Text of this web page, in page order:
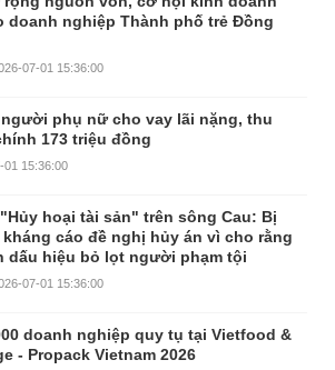
doanh nghiệp Thành phố trẻ Đồng
07-01 15:36:00
phụ nữ cho vay lãi nặng, thu
173 triệu đồng
01 15:36:00
hoại tài sản" trên sông Cau: Bị
kháng cáo đề nghị hủy án vì cho rằng
dấu hiệu bỏ lọt người phạm tội
07-01 15:36:00
doanh nghiệp quy tụ tại Vietfood &
- Propack Vietnam 2026